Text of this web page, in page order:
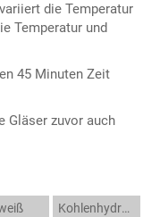
die Temperatur
Temperatur und
45 Minuten Zeit
Gläser zuvor auch
Kohlenhydrate